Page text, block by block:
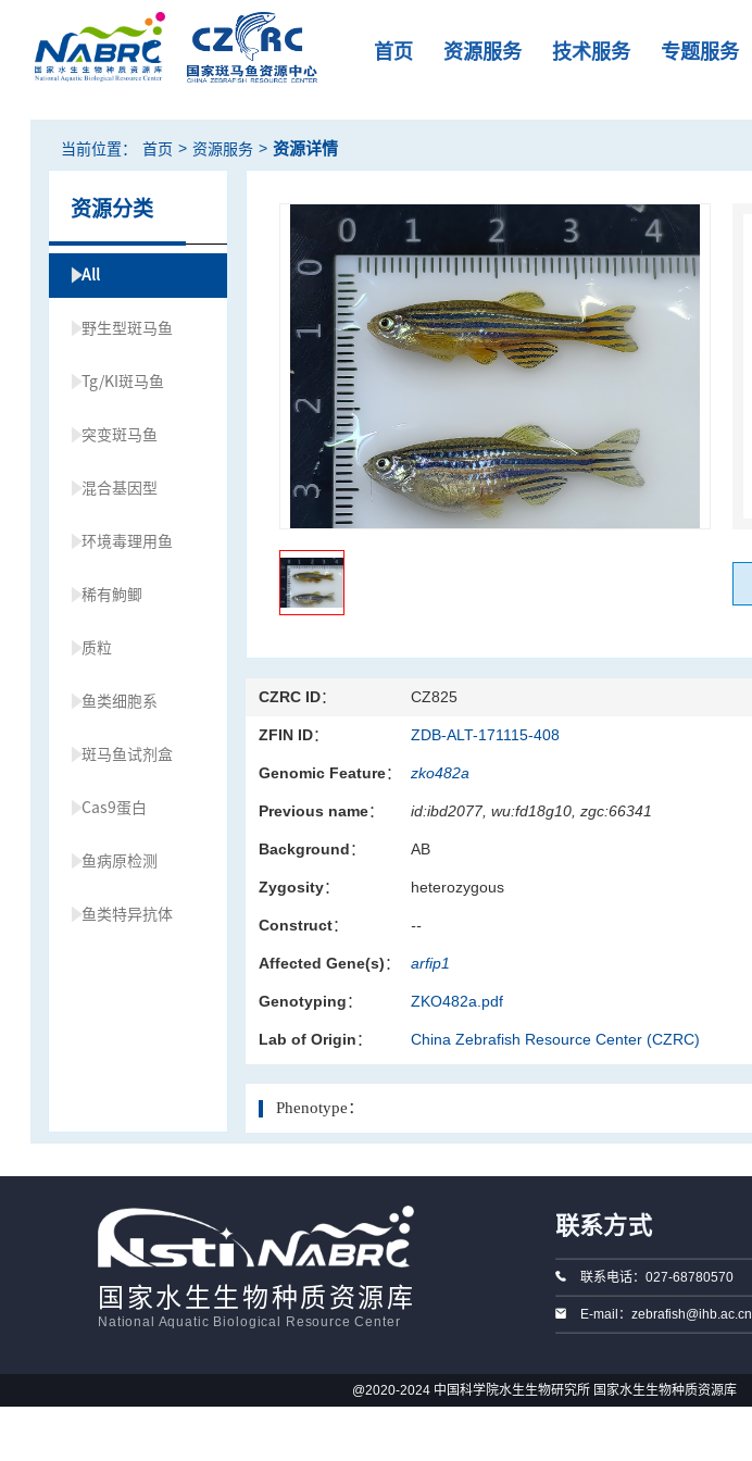
首页 资源服务 技术服务 专题服务
当前位置： 首页 > 资源服务 > 资源详情
资源分类
All
野生型斑马鱼
Tg/KI斑马鱼
突变斑马鱼
混合基因型
环境毒理用鱼
稀有鮈鲫
质粒
鱼类细胞系
斑马鱼试剂盒
Cas9蛋白
鱼病原检测
鱼类特异抗体
CZRC ID： CZ825
ZFIN ID： ZDB-ALT-171115-408
Genomic Feature： zko482a
Previous name： id:ibd2077, wu:fd18g10, zgc:66341
Background： AB
Zygosity： heterozygous
Construct： --
Affected Gene(s)： arfip1
Genotyping： ZKO482a.pdf
Lab of Origin： China Zebrafish Resource Center (CZRC)
Phenotype：
国家水生生物种质资源库
National Aquatic Biological Resource Center
联系方式
联系电话：027-68780570
E-mail：zebrafish@ihb.ac.cn
@2020-2024 中国科学院水生生物研究所 国家水生生物种质资源库